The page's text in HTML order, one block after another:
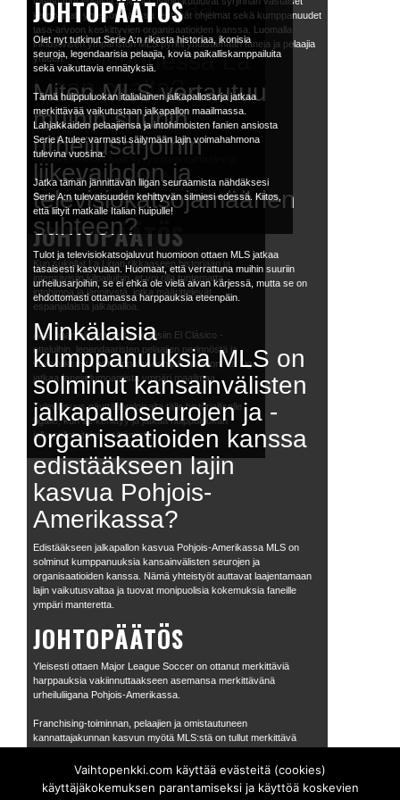
voimme odottaa
näkevämme
tulevaisuudessa La
Ligan osalta?
Tulevaisuudessa La Ligassa voit odottaa
teknologian kehityksen vaikuttavan
fanikokemuksiin, mahdollisia muutoksia
liigarakenteissa kilpailukyvyn parantamiseksi ja
jatkuvia pyrkimyksiä houkutella
huippulahjakkuuksia, jotka muovaavat liigan
kehitystä.
JOHTOPÄÄTÖS
Kun sukellat La Ligan rikkaaseen historiaan ja
intensiivisiin kilpailuihin, et voi olla tuntematta
intohimoa ja jännitystä, jotka määrittelevät
espanjalaista jalkapalloa.
Aina liigan alkuvaiheista ikonisiin El Clásico -
otteluihin, legendaaristen pelaajien perinnöstä ja
vaikutuksesta eurooppalaiseen jalkapalloon, La Liga
jatkaa faneja lumoamista ympäri maailmaa.
Tulevaisuus näyttää valoisalta tälle historialliselle
liigalle, kun se kehittyy ja jatkaa huippuluokan
jalkapallotaitojen esittämistä.
kampanjat, yhteisön kanssa tehtävät ohjelmat sekä kumppanuudet
tasa-arvoon keskittyvien organisaatioiden kanssa. Luomalla
inklusiivisen ympäristön MLS pyrkii yhdistämään faneja ja pelaajia
yhteen.
Miten MLS vertautuu
muihin suuriin
urheilusarjoihin
liikevaihdon ja
televisiokatsojamäärien
suhteen?
Tulot ja televisiokatsojaluvut huomioon ottaen MLS jatkaa
tasaisesti kasvuaan. Huomaat, että verrattuna muihin suuriin
urheilusarjoihin, se ei ehkä ole vielä aivan kärjessä, mutta se on
ehdottomasti ottamassa harppauksia eteenpäin.
Minkälaisia
kumppanuuksia MLS on
solminut kansainvälisten
jalkapalloseurojen ja -
organisaatioiden kanssa
edistääkseen lajin
kasvua Pohjois-
Amerikassa?
Edistääkseen jalkapallon kasvua Pohjois-Amerikassa MLS on
solminut kumppanuuksia kansainvälisten seurojen ja
organisaatioiden kanssa. Nämä yhteistyöt auttavat laajentamaan
lajin vaikutusvaltaa ja tuovat monipuolisia kokemuksia faneille
ympäri manteretta.
JOHTOPÄÄTÖS
Yleisesti ottaen Major League Soccer on ottanut merkittäviä
harppauksia vakiinnuttaakseen asemansa merkittävänä
urheiluliigana Pohjois-Amerikassa.
Franchising-toiminnan, pelaajien ja omistautuneen
kannattajakunnan kasvun myötä MLS:stä on tullut merkittävä
MLS:n vaikutusta nuorten kehitykseen ja jalkapallon yleiseen
suosioon Pohjois-Amerikassa ei voi aliarvioida.
JOHTOPÄÄTÖS
Olet nyt tutkinut Serie A:n rikasta historiaa, ikonisia
seuroja, legendaarisia pelaajia, kovia paikalliskamppailuita
sekä vaikuttavia ennätyksiä.
Tämä huippuluokan italialainen jalkapallosarja jatkaa
merkittävää vaikutustaan jalkapallon maailmassa.
Lahjakkaiden pelaajiensa ja intohimoisten fanien ansiosta
Serie A tulee varmasti säilymään lajin voimahahmona
tulevina vuosina.
Jatka tämän jännittävän liigan seuraamista nähdäksesi
Serie A:n tulevaisuuden kehittyvän silmiesi edessä. Kiitos,
että liityit matkalle Italian huipulle!
Vaihtopenkki.com käyttää evästeitä (cookies)
käyttäjäkokemuksen parantamiseksi ja käyttöä koskevien